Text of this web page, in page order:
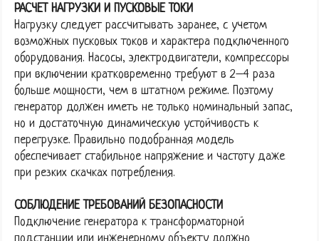
РАСЧЕТ НАГРУЗКИ И ПУСКОВЫЕ ТОКИ
Нагрузку следует рассчитывать заранее, с учетом
возможных пусковых токов и характера подключенного
оборудования. Насосы, электродвигатели, компрессоры
при включении кратковременно требуют в 2–4 раза
больше мощности, чем в штатном режиме. Поэтому
генератор должен иметь не только номинальный запас,
но и достаточную динамическую устойчивость к
перегрузке. Правильно подобранная модель
обеспечивает стабильное напряжение и частоту даже
при резких скачках потребления.
СОБЛЮДЕНИЕ ТРЕБОВАНИЙ БЕЗОПАСНОСТИ
Подключение генератора к трансформаторной